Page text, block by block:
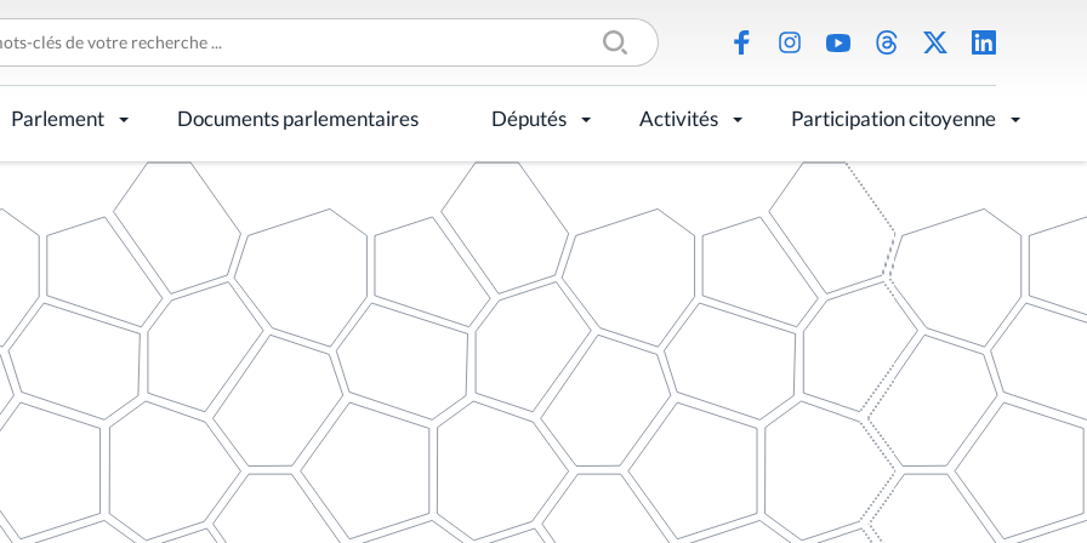
Parlement Documents parlementaires Députés Activités Participation citoyenne